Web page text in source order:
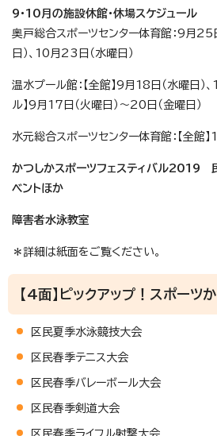
9・10月の施設休館・休場スケジュール
奥戸総合スポーツセンター体育館：9月25
日）、10月23日（水曜日）
温水プール館：【全館】9月18日（水曜日）
ル】9月17日（火曜日）～20日（金曜日）
水元総合スポーツセンター体育館：【全館】
かつしかスポーツフェスティバル2019
ベントほか
障害者水泳教室
＊詳細は紙面をご覧ください。
【4面】ピックアップ！スポーツ
区民夏季水泳競技大会
区民春季テニス大会
区民春季バレーボール大会
区民春季剣道大会
区民春季ライフル射撃大会